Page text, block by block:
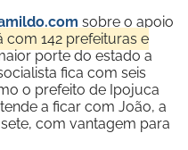
sobre o apoio
com 142 prefeituras e
porte do estado a
fica com seis
o prefeito de Ipojuca
a ficar com João, a
com vantagem para